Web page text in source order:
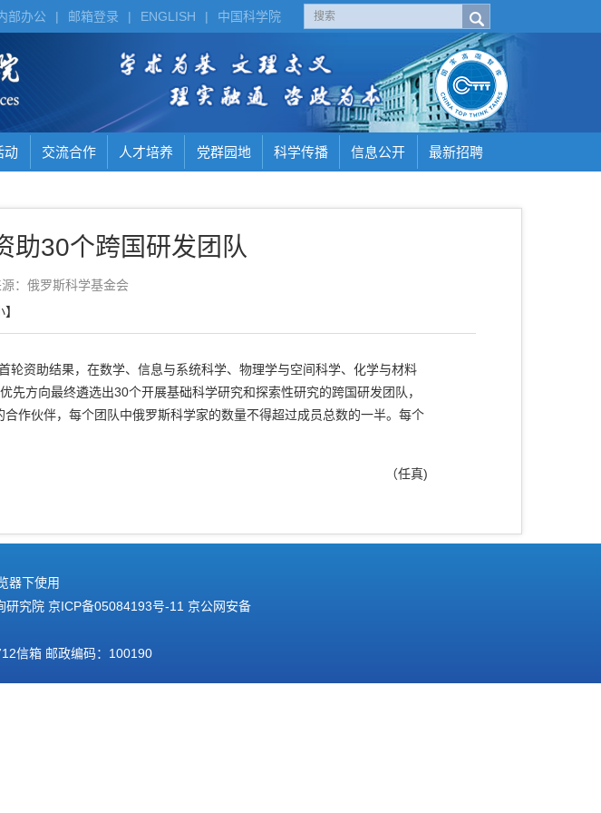
中国科学院
|
ENGLISH
|
邮箱登录
|
部办公
动 交流合作 人才培养 党群园地 科学传播 信息公开 最新招聘
助30个跨国研发团队
：俄罗斯科学基金会
】
资助结果，在数学、信息与系统科学、物理学与空间科学、化学与材料
方向最终遴选出30个开展基础科学研究和探索性研究的跨国研发团队，
作伙伴，每个团队中俄罗斯科学家的数量不得超过成员总数的一半。每个
（任真)
器下使用
研究院 京ICP备05084193号-11 京公网安备
信箱 邮政编码：100190